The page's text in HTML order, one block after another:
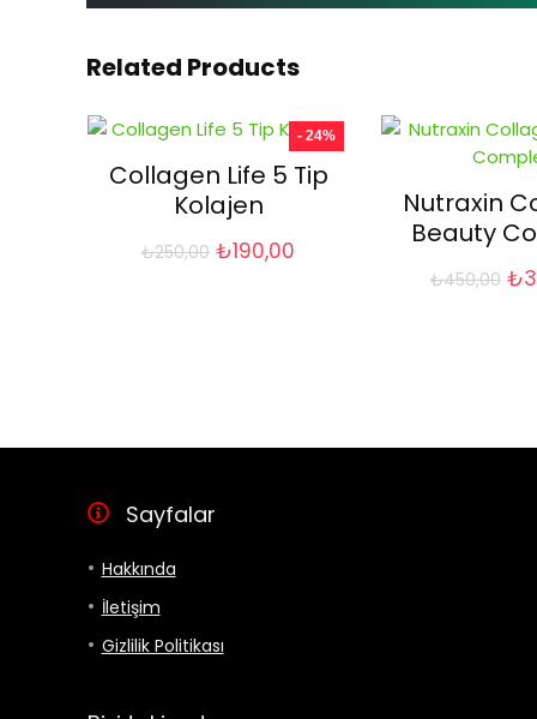
Related Products
- 24%
Collagen Life 5 Tip
Kolajen
₺250,00 Orijinal
₺190,00
Nutraxin
Beauty
₺450,00 ₺
Sayfalar
Hakkında
İletişim
Gizlilik Politikası